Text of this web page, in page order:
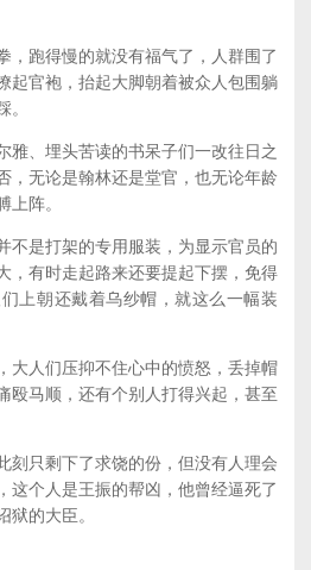
跑得慢的就没有福气了，人群围了
起官袍，抬起大脚朝着被众人包围躺
。
、埋头苦读的书呆子们一改往日之
，无论是翰林还是堂官，也无论年龄
上阵。
是打架的专用服装，为显示官员的
，有时走起路来还要提起下摆，免得
上朝还戴着乌纱帽，就这么一幅装
人们压抑不住心中的愤怒，丢掉帽
殴马顺，还有个别人打得兴起，甚至
只剩下了求饶的份，但没有人理会
这个人是王振的帮凶，他曾经逼死了
狱的大臣。